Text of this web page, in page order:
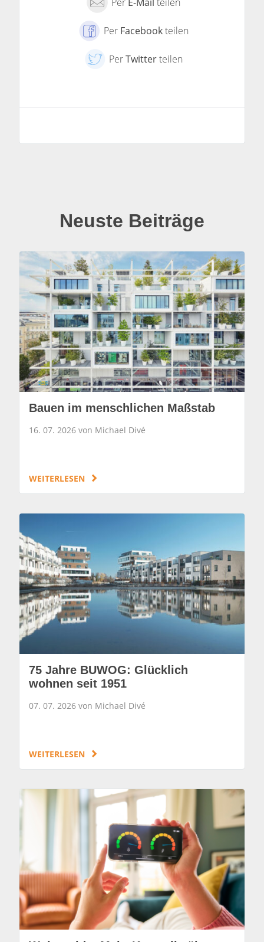
Per Facebookteilen
PerTwitterteilen
Neuste Beiträge
Bauen im menschlichen Maßstab
16. 07. 2026 von Michael Divé
WEITERLESEN
75 Jahre BUWOG: Glücklich
wohnen seit 1951
07. 07. 2026 von Michael Divé
WEITERLESEN